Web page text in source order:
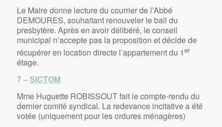
Le Maire donne lecture du courrier de l’Abbé
DEMOURES, souhaitant renouveler le bail du
presbytère. Après en avoir délibéré, le conseil
municipal n’accepte pas la proposition et décide de
récupérer en location directe l’appartement du 1er
étage.
7 –SICTOM
Mme Huguette ROBISSOUT fait le compte-rendu du
dernier comité syndical. La redevance incitative a été
votée (uniquement pour les ordures ménagères)